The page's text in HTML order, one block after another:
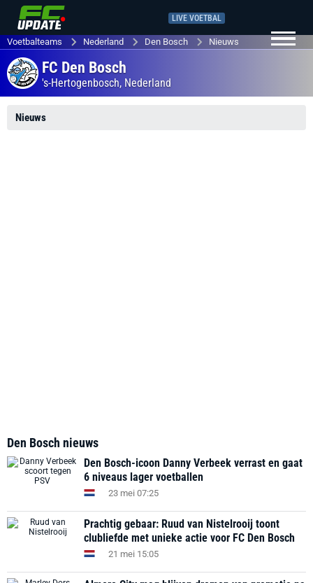
LIVE VOETBAL
Voetbalteams Nederland Den Bosch Nieuws
FC Den Bosch
's-Hertogenbosch, Nederland
Nieuws
Den Bosch nieuws
Den Bosch-icoon Danny Verbeek verrast en gaat
6 niveaus lager voetballen
23 mei 07:25
Prachtig gebaar: Ruud van Nistelrooij toont
clubliefde met unieke actie voor FC Den Bosch
21 mei 15:05